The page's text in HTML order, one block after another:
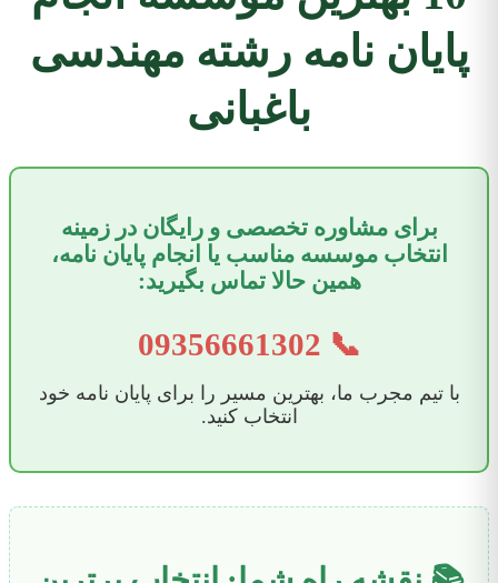
پایان نامه رشته مهندسی
باغبانی
برای مشاوره تخصصی و رایگان در زمینه
انتخاب موسسه مناسب یا انجام پایان نامه،
همین حالا تماس بگیرید:
📞
09356661302
با تیم مجرب ما، بهترین مسیر را برای پایان نامه خود
انتخاب کنید.